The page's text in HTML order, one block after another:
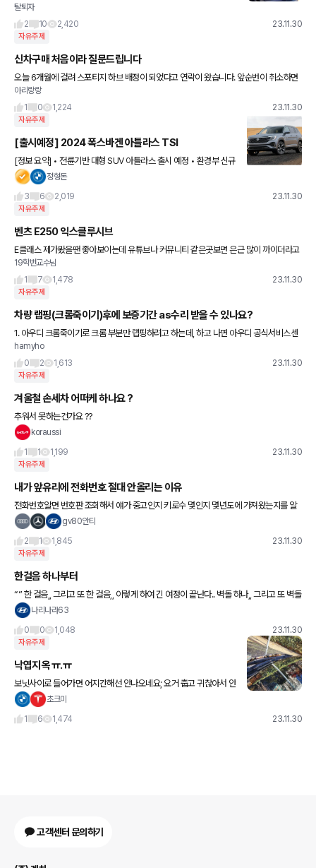
C90이 2열 시트가 이렇게 허접하네;
탈퇴자
2
10 2,420 23.11.30
자유주제
신차구매 처음이라 질문드립니다
오늘 6개월에 걸려 스포티지 하브 배정이 되었다고 연락이 왔습니다. 앞순번이 취소하면
서 급하게 배정이되었다고 연락이 왔는데요. 기아차는 배정후 36시간내에 결제를 해야한
다고 하는데, 이게 맞
아리랑랑
1
0 1,224 23.11.30
자유주제
[출시예정] 2024 폭스바겐 아틀라스 TSI
[정보 요약] • 전륜기반 대형 SUV 아틀라스 출시 예정 • 환경부 신규
인증 통과 • 내년 상반기 출시 유력 • 4기통 2.0L (TSI 엔진) 269마정형돈
3
6 2,019 23.11.30
자유주제
벤츠 E250 익스클루시브
E클래스 제가봤을땐 좋아보이는데 유튜브나 커뮤니티 같은곳보면 은근 많이 까이더라고
요.. 유난히 이 모델이 까이는 이유가 있을까요?
19학번교수님
1
7 1,478 23.11.30
자유주제
차량 랩핑(크롬죽이기)후에 보증기간 as수리 받을 수 있나요?
1. 아우디 크롬죽이기로 크롬 부분만 랩핑하려고 하는데, 하고 나면 아우디 공식서비스센
터에서 리콜을 받거나, 부품 a/s 원래대로 받을 수 있나요? 2. 사고가 나서 공식서비스센
터에 사고 접수하는
hamyho
0
2 1,613 23.11.30
자유주제
겨울철 손세차 어떠케 하나요 ?
추워서 못하는건가요 ??
koraussi
1
1 1,199 23.11.30
자유주제
내가 앞유리에 전화번호 절대 안올리는 이유
전화번호알면 번호판 조회해서 얘가 중고인지 키로수 몇인지 몇년도에 가져왔는지를 알
수있어서 10만넘은 중고 사고차 떠왔는데 대충 얼마에 떠왔는지 다보이고 알 수 있는 부
gv80안티
2
1 1,845 23.11.30
자유주제
한걸음 하나부터
“” 한 걸음,, 그리고 또 한 걸음,, 이렇게 하여 긴 여정이 끝난다.. 벽돌 하나,, 그리고 또 벽돌
하나,, 이렇게 하여 높은 벽을 세운다.. “” 좋은아침요 ~~
나리나라63
0
0 1,048 23.11.30
자유주제
낙엽지옥 ㅠ.ㅠ
보닛사이로 들어가면 어지간해선 안나오네요; 요거 춥고 귀찮아서 안
치우고있긴한데, 치워야할까요?
초크미
1
6 1,474 23.11.30
고객센터 문의하기